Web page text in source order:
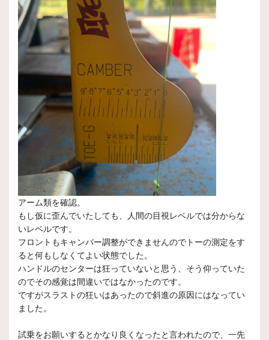
アーム類を確認。
もし仮に歪んでいたしても、人間の目視レベルでは分からな
いレベルです。
フロントもキャンバー調整ができませんのでトーの測定をす
ると何もしなくてよい状態でした。
ハンドルのセンターは狂っていないと思う、そう仰っていた
のでその感覚は間違いではなかったのです。
ですがスラストの狂いはあったので斜進の原因にはなってい
ました。
試乗をお願いするとかなり良くなったと言われたので、一先